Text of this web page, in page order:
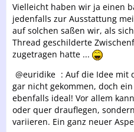
Vielleicht haben wir ja einen
jedenfalls zur Ausstattung
auf solchen saßen wir, als
Thread geschilderte
zugetragen hatte ...
euridike : Auf die Idee mit
gar nicht gekommen, doch
ebenfalls ideal! Vor allem
oder quer drauflegen,
variieren. Ein ganz neuer